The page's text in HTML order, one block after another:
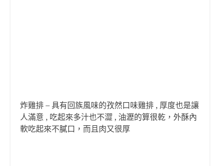
炸雞排 – 具有回族風味的孜然口味雞排 , 厚度也是讓
人滿意 , 吃起來多汁也不澀 , 油瀝的算很乾，外酥內
軟吃起來不膩口，而且肉又很厚